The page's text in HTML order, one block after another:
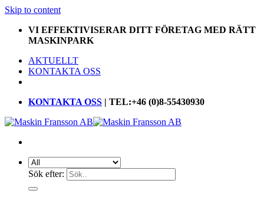
Skip to content
VI EFFEKTIVISERAR DITT FÖRETAG MED RÄTT
MASKINPARK
AKTUELLT
KONTAKTA OSS
KONTAKTA OSS | TEL:+46 (0)8-55430930
Sök efter: